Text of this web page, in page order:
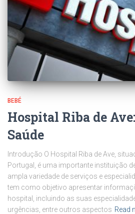
BEBÉ
Hospital Riba de
Saúde
Introdução O Hospital Riba de Ave,
Portugal, é uma importante instituição
ampla variedade de serviços e
tem como objetivo apresentar
hospital, incluindo as suas
urgências, entre outros aspectos Read